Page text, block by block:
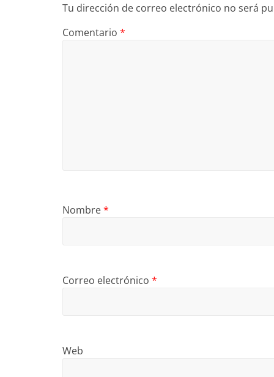
Tu dirección de correo electrónico no será
Comentario *
Nombre*
Correo electrónico *
Web